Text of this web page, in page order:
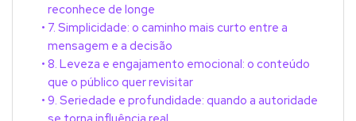
reconhece de longe
7. Simplicidade: o caminho mais curto entre a
mensagem e a decisão
8. Leveza e engajamento emocional: o conteúdo
que o público quer revisitar
9. Seriedade e profundidade: quando a autoridade
se torna influência real